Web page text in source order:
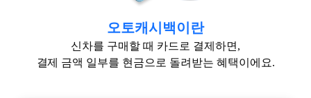
오토캐시백이란
신차를 구매할 때 카드로 결제하면,
결제 금액 일부를 현금으로 돌려받는 혜택이에요.